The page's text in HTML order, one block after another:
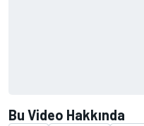
Bu Video Hakkında